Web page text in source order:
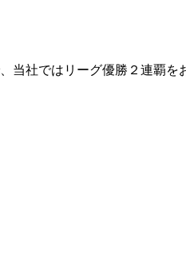
社ではリーグ優勝２連覇を